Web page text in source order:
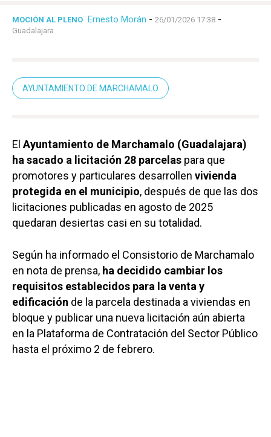
MOCIÓN AL PLENO Ernesto Morán - 26/01/2026 17:38 -
Guadalajara
AYUNTAMIENTO DE MARCHAMALO
ElAyuntamiento de Marchamalo (Guadalajara)
ha sacado a licitación 28 parcelas para que
promotores y particulares desarrollen vivienda
protegida en el municipio, después de que las dos
licitaciones publicadas en agosto de 2025
quedaran desiertas casi en su totalidad.
Según ha informado el Consistorio de Marchamalo
en nota de prensa, ha decidido cambiar los
requisitos establecidos para la venta y
edificación de la parcela destinada a viviendas en
bloque y publicar una nueva licitación aún abierta
en la Plataforma de Contratación del Sector Público
hasta el próximo 2 de febrero.